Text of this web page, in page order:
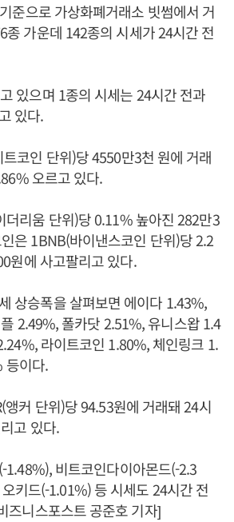
준으로 가상화폐거래소 빗썸에서 거
종 가운데 142종의 시세가 24시간 전
있으며 1종의 시세는 24시간 전과
있다.
코인 단위)당 4550만3천 원에 거래
오르고 있다.
더리움 단위)당 0.11% 높아진 282만3
은 1BNB(바이낸스코인 단위)당 2.2
원에 사고팔리고 있다.
상승폭을 살펴보면 에이다 1.43%,
2.49%, 폴카닷 2.51%, 유니스왑 1.4
라이트코인 1.80%, 체인링크 1.
등이다.
앵커 단위)당 94.53원에 거래돼 24시
고 있다.
1.48%), 비트코인다이아몬드(-2.3
키드(-1.01%) 등 시세도 24시간 전
즈니스포스트 공준호 기자]